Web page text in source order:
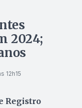
2024;
12h15
Registro